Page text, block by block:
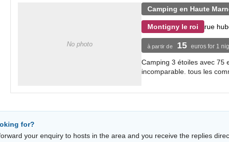
No photo
Camping en Haute
Montigny le roi rue
à partir de 15 euros for 1
Camping 3 étoiles avec 75
incomparable. tous les
for?
your enquiry to hosts in the area and you receive the replies